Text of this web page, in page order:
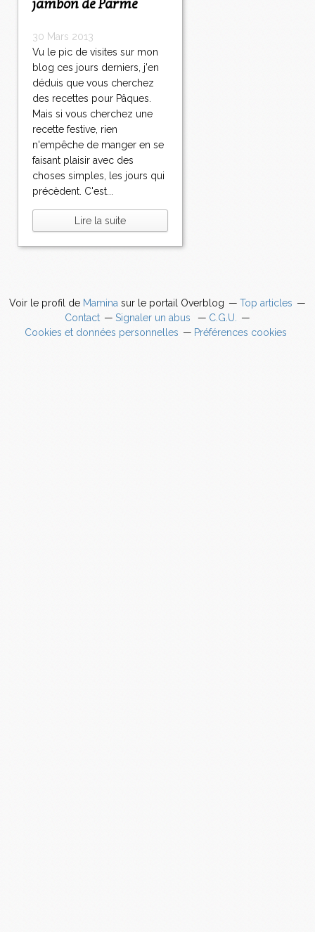
jambon de Parme
30 Mars 2013
Vu le pic de visites sur mon
blog ces jours derniers, j'en
déduis que vous cherchez
des recettes pour Pâques.
Mais si vous cherchez une
recette festive, rien
n'empêche de manger en se
faisant plaisir avec des
choses simples, les jours qui
précèdent. C'est...
Lire la suite
Voir le profil de Mamina sur le portail Overblog
Top articles
Contact
Signaler un abus
C.G.U.
Cookies et données personnelles
Préférences cookies